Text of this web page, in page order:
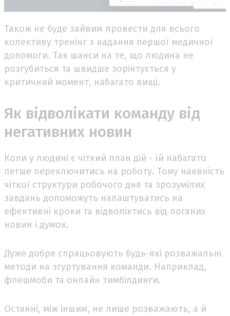
Також не буде зайвим провести для всього
колективу тренінг з надання першої медичної
допомоги. Так шанси на те, що людина не
розгубиться та швидше зорінтується у
критичний момент, набагато вищі.
Як відволікати команду від
негативних новин
Коли у людині є чіткий план дій - їй набагато
легше переключитись на роботу. Тому наявність
чіткої структури робочого дня та зрозумілих
завдань допоможуть налаштуватись на
ефективні кроки та відволіктись від поганих
новин і думок.
Дуже добре спрацьовують будь-які розважальні
методи на згуртування команди. Наприклад,
флешмоби та онлайн тимбілдинги.
Останні, між іншим, не лише розважають, а й